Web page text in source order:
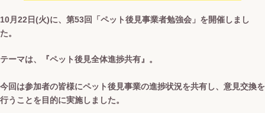
10月22日(火)に、第53回「ペット後見事業者勉強会」を開催しまし
た。
テーマは、『ペット後見全体進捗共有』。
今回は参加者の皆様にペット後見事業の進捗状況を共有し、意見交換を
行うことを目的に実施しました。